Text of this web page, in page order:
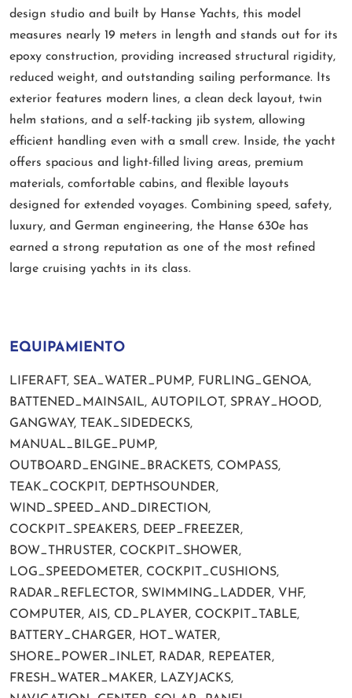
design studio and built by Hanse Yachts, this model
measures nearly 19 meters in length and stands out for its
epoxy construction, providing increased structural rigidity,
reduced weight, and outstanding sailing performance. Its
exterior features modern lines, a clean deck layout, twin
helm stations, and a self-tacking jib system, allowing
efficient handling even with a small crew. Inside, the yacht
offers spacious and light-filled living areas, premium
materials, comfortable cabins, and flexible layouts
designed for extended voyages. Combining speed, safety,
luxury, and German engineering, the Hanse 630e has
earned a strong reputation as one of the most refined
large cruising yachts in its class.
EQUIPAMIENTO
LIFERAFT, SEA_WATER_PUMP, FURLING_GENOA,
BATTENED_MAINSAIL, AUTOPILOT, SPRAY_HOOD,
GANGWAY, TEAK_SIDEDECKS,
MANUAL_BILGE_PUMP,
OUTBOARD_ENGINE_BRACKETS, COMPASS,
TEAK_COCKPIT, DEPTHSOUNDER,
WIND_SPEED_AND_DIRECTION,
COCKPIT_SPEAKERS, DEEP_FREEZER,
BOW_THRUSTER, COCKPIT_SHOWER,
LOG_SPEEDOMETER, COCKPIT_CUSHIONS,
RADAR_REFLECTOR, SWIMMING_LADDER, VHF,
COMPUTER, AIS, CD_PLAYER, COCKPIT_TABLE,
BATTERY_CHARGER, HOT_WATER,
SHORE_POWER_INLET, RADAR, REPEATER,
FRESH_WATER_MAKER, LAZYJACKS,